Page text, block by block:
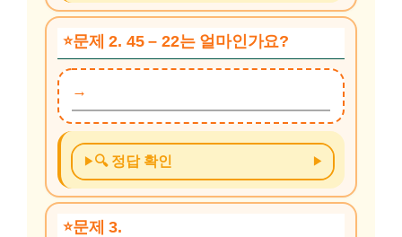
문제 2. 45 – 22는 얼마인가요?
🔍 정답 확인
문제 3.